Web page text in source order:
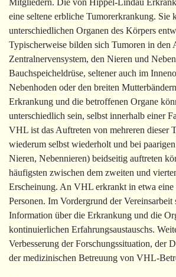
Mitgliedern. Die von Hippel-Lindau
eine seltene erbliche Tumorerkrankung. Sie
unterschiedlichen Organen des Körpers
Typischerweise bilden sich Tumoren in den
Zentralnervensystem, den Nieren und
Bauchspeicheldrüse, seltener auch im
Nebenhoden oder den breiten
Erkrankung und die betroffenen Organe
unterschiedlich sein, selbst innerhalb einer
VHL ist das Auftreten von mehreren dieser
wiederum selbst wiederholt und bei
Nieren, Nebennieren) beidseitig auftreten
häufigsten zwischen dem zweiten und
Erscheinung. An VHL erkrankt in etwa eine
Personen. Im Vordergrund der Vereinsarbeit
Information über die Erkrankung und die
kontinuierlichen Erfahrungsaustauschs.
Verbesserung der Forschungssituation, der
der medizinischen Betreuung von VHL-